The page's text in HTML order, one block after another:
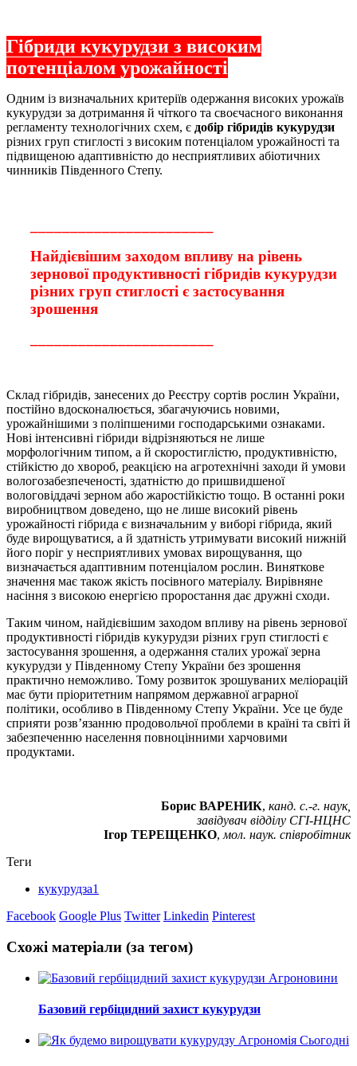
Гібриди кукурудзи з високим
потенціалом урожайності
Одним із визначальних критеріїв одержання високих урожаїв
кукурудзи за дотримання й чіткого та своєчасного виконання
регламенту технологічних схем, є добір гібридів кукурудзи
різних груп стиглості з високим потенціалом урожайності та
підвищеною адаптивністю до несприятливих абіотичних
чинників Південного Степу.
Найдієвішим заходом впливу на рівень
зернової продуктивності гібридів кукурудзи
різних груп стиглості є застосування
зрошення
Склад гібридів, занесених до Реєстру сортів рослин України,
постійно вдосконалюється, збагачуючись новими,
урожайнішими з поліпшеними господарськими ознаками.
Нові інтенсивні гібриди відрізняються не лише
морфологічним типом, а й скоростиглістю, продуктивністю,
стійкістю до хвороб, реакцією на агротехнічні заходи й умови
вологозабезпеченості, здатністю до пришвидшеної
вологовіддачі зерном або жаростійкістю тощо. В останні роки
виробництвом доведено, що не лише високий рівень
урожайності гібрида є визначальним у виборі гібрида, який
буде вирощуватися, а й здатність утримувати високий нижній
його поріг у несприятливих умовах вирощування, що
визначається адаптивним потенціалом рослин. Виняткове
значення має також якість посівного матеріалу. Вирівняне
насіння з високою енергією проростання дає дружні сходи.
Таким чином, найдієвішим заходом впливу на рівень зернової
продуктивності гібридів кукурудзи різних груп стиглості є
застосування зрошення, а одержання сталих урожаї зерна
кукурудзи у Південному Степу України без зрошення
практично неможливо. Тому розвиток зрошуваних меліорацій
має бути пріоритетним напрямом державної аграрної
політики, особливо в Південному Степу України. Усе це буде
сприяти розв’язанню продовольчої проблеми в країні та світі й
забезпеченню населення повноцінними харчовими
продуктами.
Борис ВАРЕНИК, канд. с.-г. наук,
завідувач відділу СГІ-НЦНС
Ігор ТЕРЕЩЕНКО, мол. наук. співробітник
Теги
кукурудза1
Facebook Google Plus Twitter Linkedin Pinterest
Схожі матеріали (за тегом)
Агроновини
Базовий гербіцидний захист кукурудзи
Агрономія Сьогодні